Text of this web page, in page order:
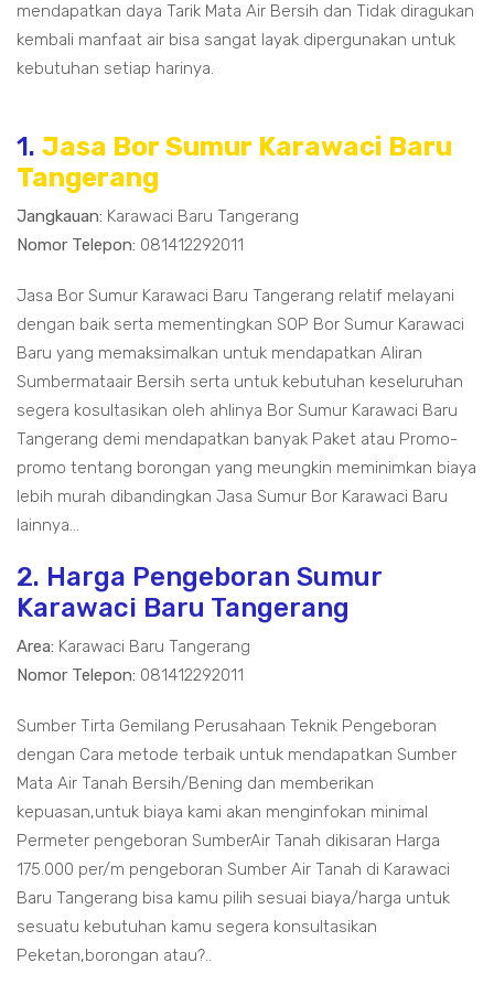
mendapatkan daya Tarik Mata Air Bersih dan Tidak diragukan
kembali manfaat air bisa sangat layak dipergunakan untuk
kebutuhan setiap harinya.
1. Jasa Bor Sumur Karawaci Baru
Tangerang
Jangkauan: Karawaci Baru Tangerang
Nomor Telepon: 081412292011
Jasa Bor Sumur Karawaci Baru Tangerang relatif melayani
dengan baik serta mementingkan SOP Bor Sumur Karawaci
Baru yang memaksimalkan untuk mendapatkan Aliran
Sumbermataair Bersih serta untuk kebutuhan keseluruhan
segera kosultasikan oleh ahlinya Bor Sumur Karawaci Baru
Tangerang demi mendapatkan banyak Paket atau Promo-
promo tentang borongan yang meungkin meminimkan biaya
lebih murah dibandingkan Jasa Sumur Bor Karawaci Baru
lainnya...
2. Harga Pengeboran Sumur
Karawaci Baru Tangerang
Area: Karawaci Baru Tangerang
Nomor Telepon: 081412292011
Sumber Tirta Gemilang Perusahaan Teknik Pengeboran
dengan Cara metode terbaik untuk mendapatkan Sumber
Mata Air Tanah Bersih/Bening dan memberikan
kepuasan,untuk biaya kami akan menginfokan minimal
Permeter pengeboran SumberAir Tanah dikisaran Harga
175.000 per/m pengeboran Sumber Air Tanah di Karawaci
Baru Tangerang bisa kamu pilih sesuai biaya/harga untuk
sesuatu kebutuhan kamu segera konsultasikan
Peketan,borongan atau?..